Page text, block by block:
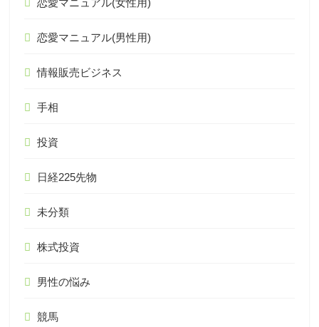
恋愛マニュアル(男性用)
情報販売ビジネス
手相
投資
日経225先物
未分類
株式投資
男性の悩み
競馬